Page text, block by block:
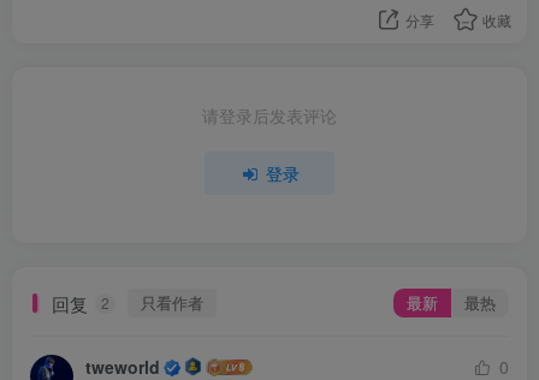
分享 收藏
请登录后发表评论
登录
回复 2 只看作者 最新 最热
tweworld
0